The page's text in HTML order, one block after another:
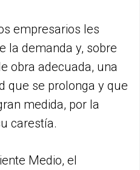
empresarios les
la demanda y, sobre
obra adecuada, una
que se prolonga y que
medida, por la
carestía.
Medio, el